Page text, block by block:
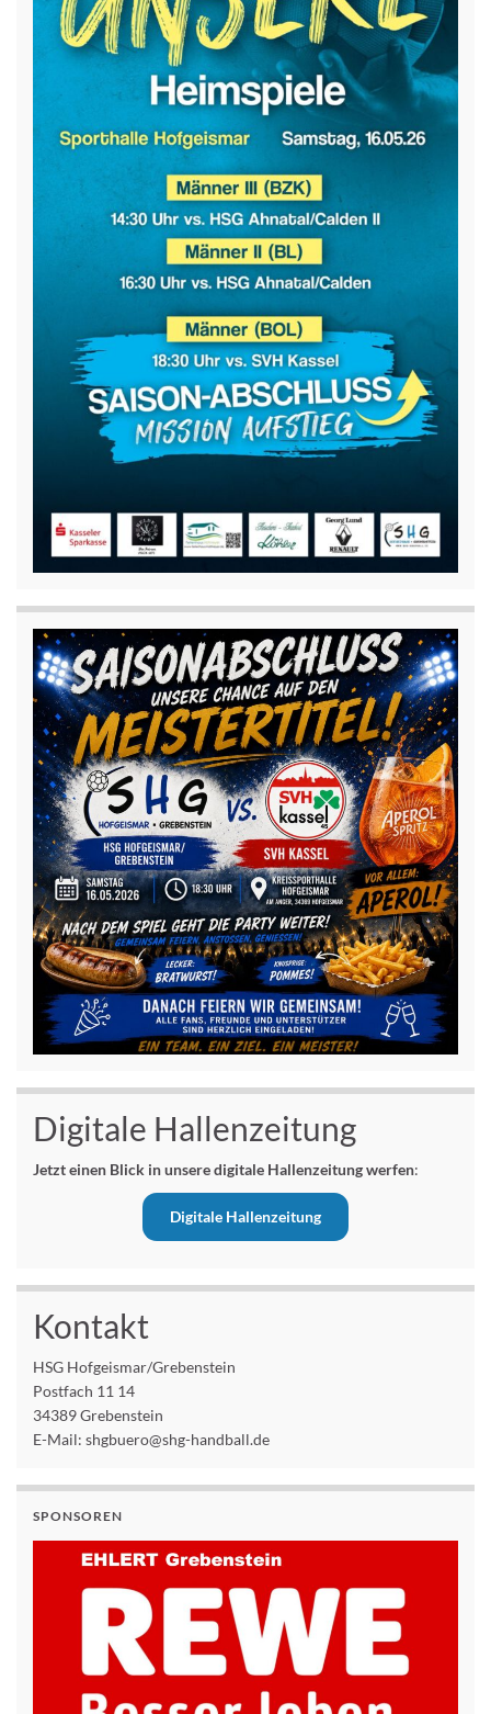
Digitale Hallenzeitung
Jetzt einen Blick in unsere digitale Hallenzeitung werfen:
Digitale Hallenzeitung
Kontakt
HSG Hofgeismar/Grebenstein
Postfach 11 14
34389 Grebenstein
E-Mail: shgbuero@shg-handball.de
SPONSOREN